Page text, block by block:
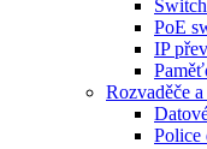
PoE
IP
Rozvaděče
Police